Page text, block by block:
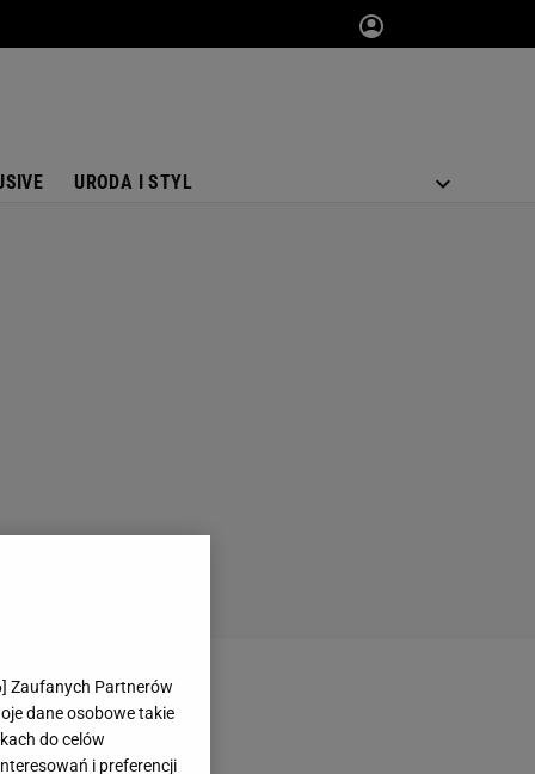
URODA I STYL
] Zaufanych Partnerów
dane osobowe takie
do celów
i preferencji